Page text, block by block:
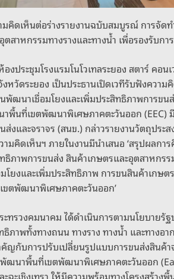
มคิดเห็นต่อร่างรายงานฉบับสมบูรณ์ การจัด
สาหกรรมทางรางและทางน้ำ เพื่อรองรับก
งประชุมโรงแรมโนโวเทลระยอง สตาร์ คอ
งหวัดระยอง เป็นประธานเปิดเวทีรับฟังคว
ฒนาเชื่อมโยงและเพิ่มประสิทธิภาพการขน
พื้นที่เขตพัฒนาพิเศษภาคตะวันออก (EEC)
งและจราจร (สนข.) กล่าวรายงานวัตถุปร
ามคิดเห็นฯ ภายในงานมีนำเสนอ ‘สรุปผล
ธิภาพการขนส่ง สินค้าเกษตรและอุตสาหกร
ยงและเพิ่มประสิทธิภาพ การขนสินค้าเกษต
ตพัฒนาพิเศษภาคตะวันออก’
ทรวงคมนาคม ได้ดำเนินการตามนโยบายรั
ภาพทั้งทางถนน ทางราง ทางน้ำ และทางอ
ญกับการปรับเปลี่ยนรูปแบบการขนส่งสินค้า
พัฒนาพื้นที่เขตพัฒนาพิเศษภาคตะวันออก